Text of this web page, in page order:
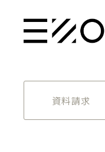
資料請求